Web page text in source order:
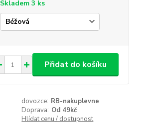
Skladem 3 ks
Přidat do košíku
dovozce: RB-nakuplevne
Doprava: Od 49kč
Hlídat cenu / dostupnost